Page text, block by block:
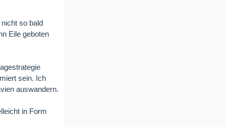
so bald
Eile geboten
sein. Ich
auswandern.
in Form